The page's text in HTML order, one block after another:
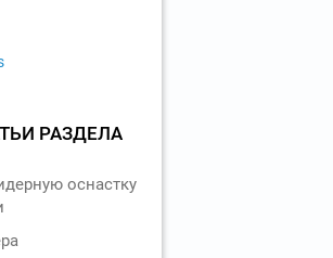
РАЗДЕЛА
оснастку